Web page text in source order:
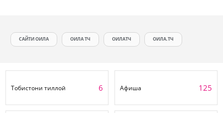
САЙТИ ОИЛА ОИЛА ТЧ ОИЛАТЧ ОИЛА.ТЧ
Тобистони тиллоӣ 6 Афиша 125